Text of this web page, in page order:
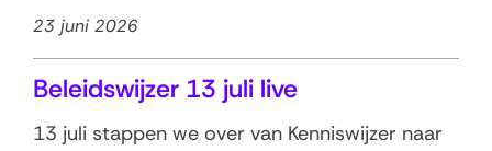
23 juni 2026
Beleidswijzer 13 juli live
13 juli stappen we over van Kenniswijzer naar